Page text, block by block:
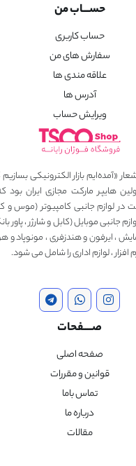
حســـاب من
حساب کاربری
سفارش های من
علاقه مندی ها
آدرس ها
ویرایش حساب
«آمده‌ایم بازار الکترونیکی
هایپر مارکت مجازی ایران
در لوازم جانبی کامپیوتر (موس و
جانبی موبایل (کابل و شارژر ، پاور
، ایرفون و هندزفری ، مونوپاد و
، لوازم اداری را شامل می شود.
صــــفحات
صفحه اصلی
قوانین و مقررات
تماس باما
درباره ما
مقالات